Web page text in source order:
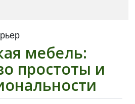
мебель:
простоты и